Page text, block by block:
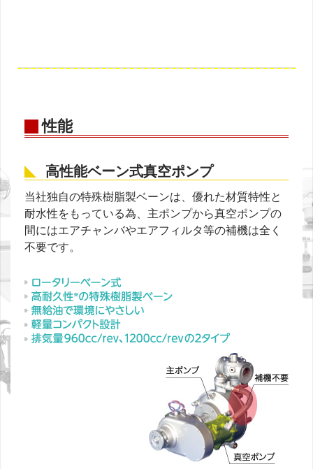
性能
高性能ベーン式真空ポンプ
当社独自の特殊樹脂製ベーンは、優れた材質特性と
耐水性をもっている為、主ポンプから真空ポンプの
間にはエアチャンバやエアフィルタ等の補機は全く
不要です。